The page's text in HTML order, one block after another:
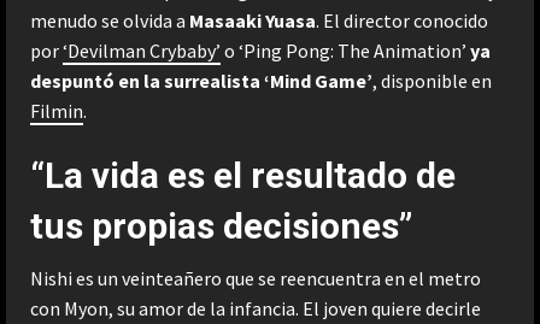
menudo se olvida a Masaaki Yuasa. El director conocido
por‘Devilman Crybaby’ o ‘Ping Pong: The Animation’ ya
despuntó en la surrealista ‘Mind Game’, disponible en
Filmin.
“La vida es el resultado de
tus propias decisiones”
Nishi es un veinteañero que se reencuentra en el metro
con Myon, su amor de la infancia. El joven quiere decirle